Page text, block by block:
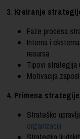
3. Kreiranje
Faze procesa
Interna i
resursa
Tipovi strategija
Motivacija
4. Primena
Strateško
organizaciji